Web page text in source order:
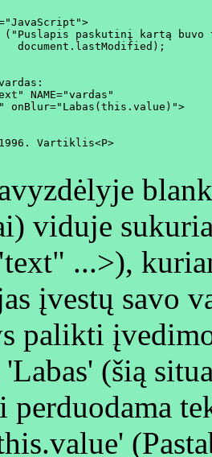
("Puslapis paskutinį kartą buvo
document.lastModified);
NAME="vardas"
onBlur="Labas(this.value)">
Vartiklis<P>
viduje
...>),
įvestų savo
palikti
(šią